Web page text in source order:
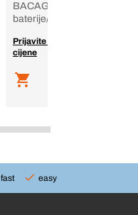
BACAG, Baretool, bez
baterije/punjača, karton
Prijavite se kako bi vidjeli
cijene
fast easy